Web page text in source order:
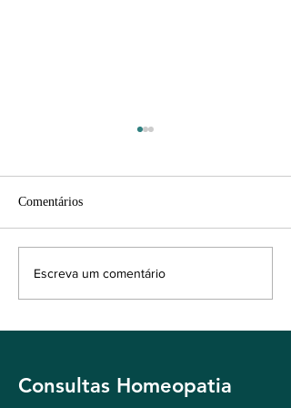
O que é Homeopatia?
Comentários
Escreva um comentário
Consultas Homeopatia